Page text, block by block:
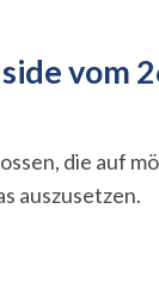
vom
die auf
auszusetzen.